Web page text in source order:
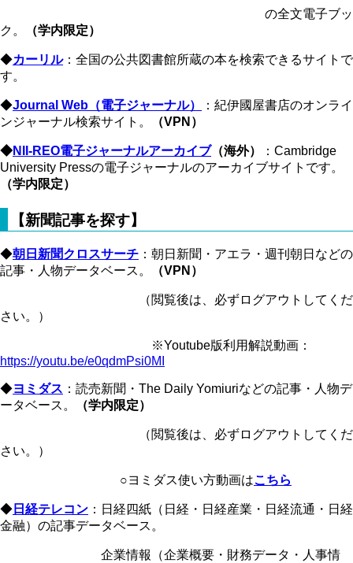
の全文電子ブッ
ク。
（学内限定）
◆カーリル：全国の公共図書館所蔵の本を検索できるサイトで
す。
◆Journal Web（電子ジャーナル）
：紀伊國屋書店のオンライ
ンジャーナル検索サイト。
（VPN）
◆NII-REO電子ジャーナルアーカイブ（海外）
：Cambridge
University Pressの電子ジャーナルのアーカイブサイトです。
（学内限定）
【新聞記事を探す】
◆朝日新聞クロスサーチ ：朝日新聞・アエラ・週刊朝日などの
記事・人物データベース。
（VPN）
（閲覧後は、必ずログアウトしてくだ
さい。）
※Youtube版利用解説動画：
https://youtu.be/e0qdmPsi0MI
◆ヨミダス ：読売新聞・The Daily Yomiuriなどの記事・人物デ
ータベース。
（学内限定）
（閲覧後は、必ずログアウトしてくだ
さい。）
○ヨミダス使い方動画はこちら
◆ 日経テレコン ：日経四紙（日経・日経産業・日経流通・日経
金融）の記事データベース。
企業情報（企業概要・財務データ・人事情